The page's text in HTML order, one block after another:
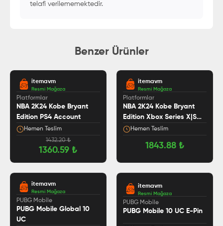
telafi verilememektedir.
Benzer Ürünler
itemavm
Resmi Mağaza
Platformlar
NBA 2K24 Kobe Bryant
Edition PS4 Account
Hemen Teslim
1432.20₺
1360.59 ₺
itemavm
Resmi Mağaza
Platformlar
NBA 2K24 Kobe Bryant
Edition Xbox Series X|S
Account
Hemen Teslim
1843.88₺
itemavm
Resmi Mağaza
PUBG Mobile
PUBG Mobile Global 10
UC
itemavm
Resmi Mağaza
PUBG Mobile
PUBG Mobile 10 UC E-Pin